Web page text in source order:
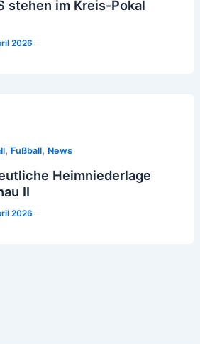
stehen im Kreis-Pokal
2026
, Fußball, News
Heimniederlage
II
2026